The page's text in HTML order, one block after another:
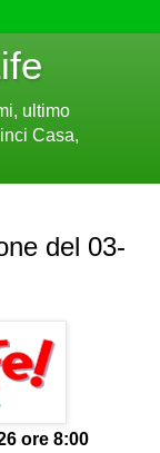
ultimo
Casa,
del 03-
ore 8:00